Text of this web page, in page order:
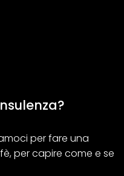
per fare una
per capire come e se